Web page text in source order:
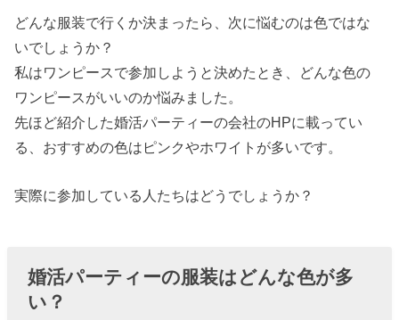
どんな服装で行くか決まったら、次に悩むのは色ではな
いでしょうか？
私はワンピースで参加しようと決めたとき、どんな色の
ワンピースがいいのか悩みました。
先ほど紹介した婚活パーティーの会社のHPに載ってい
る、おすすめの色はピンクやホワイトが多いです。
実際に参加している人たちはどうでしょうか？
婚活パーティーの服装はどんな色が多
い？